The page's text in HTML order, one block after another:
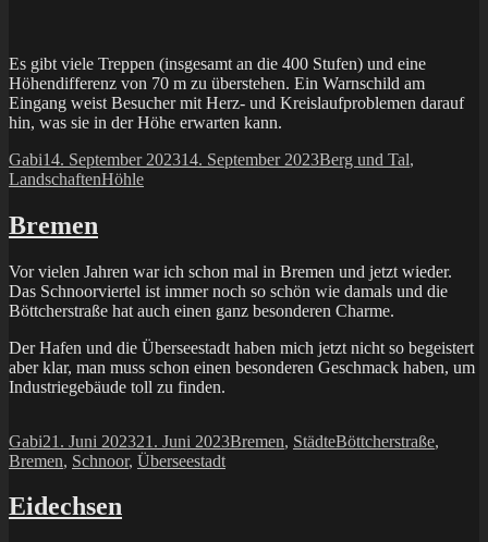
Es gibt viele Treppen (insgesamt an die 400 Stufen) und eine
Höhendifferenz von 70 m zu überstehen. Ein Warnschild am
Eingang weist Besucher mit Herz- und Kreislaufproblemen darauf
hin, was sie in der Höhe erwarten kann.
Autor
GabiVeröffentlicht
am
14. September 202314. September 2023Kategorien
Berg und Tal,
LandschaftenSchlagwörter
Höhle
Bremen
Vor vielen Jahren war ich schon mal in Bremen und jetzt wieder.
Das Schnoorviertel ist immer noch so schön wie damals und die
Böttcherstraße hat auch einen ganz besonderen Charme.
Der Hafen und die Überseestadt haben mich jetzt nicht so begeistert
aber klar, man muss schon einen besonderen Geschmack haben, um
Industriegebäude toll zu finden.
Autor
GabiVeröffentlicht
am
21. Juni 202321. Juni 2023Kategorien
Bremen, StädteSchlagwörter
Böttcherstraße,
Bremen, Schnoor, Überseestadt
Eidechsen